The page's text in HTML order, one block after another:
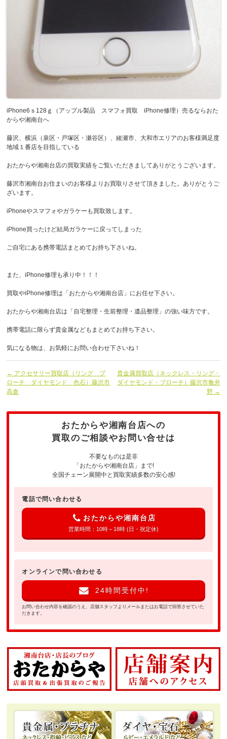
iPhone6ｓ128ｇ（アップル製品 スマフォ買取 iPhone修理）売るならおた
からや湘南台へ
藤沢、横浜（泉区・戸塚区・瀬谷区）、綾瀬市、大和市エリアのお客様満足度
地域１番店を目指している
おたからや湘南台店の買取実績をご覧いただきましてありがとうございます。
藤沢市湘南台お住まいのお客様よりお買取りさせて頂きました。ありがとうご
ざいます。
iPhoneやスマフォやガラケーも買取致します。
iPhone買ったけど結局ガラケーに戻ってしまった
ご自宅にある携帯電話まとめてお持ち下さいね。
また、iPhone修理も承り中！！！
買取やiPhone修理は「おたからや湘南台店」にお任せ下さい。
おたからや湘南台店は「自宅整理・生前整理・遺品整理」の強い味方です。
携帯電話に限らず貴金属などもまとめてお持ち下さい。
気になる物は、お気軽にお問い合わせ下さいね！
← アクセサリー買取店（リング ブ
ローチ ダイヤモンド 色石）藤沢市
高倉
貴金属買取店（ネックレス・リング・
ダイヤモンド・ブローチ）藤沢市亀井
野 →
おたからや湘南台店への
買取のご相談やお問い合せは
不要なものは是非
「おたからや湘南台店」まで!
全国チェーン展開中と買取実績多数の安心感!
電話で問い合わせる
おたからや湘南台店
営業時間：10時～18時 (日・祝定休)
オンラインで問い合わせる
24時間受付中!
お問い合わせ内容を確認のうえ、店舗スタッフよりメールまたはお電話で回答させていた
だきます。